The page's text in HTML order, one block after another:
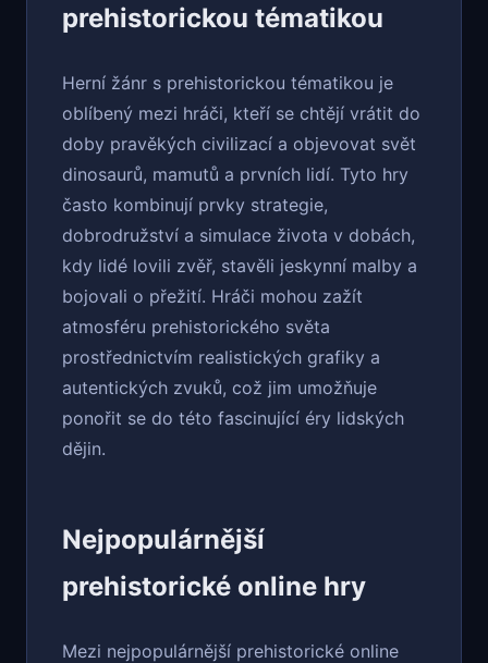
prehistorickou tématikou
Herní žánr s prehistorickou tématikou je
oblíbený mezi hráči, kteří se chtějí vrátit do
doby pravěkých civilizací a objevovat svět
dinosaurů, mamutů a prvních lidí. Tyto hry
často kombinují prvky strategie,
dobrodružství a simulace života v dobách,
kdy lidé lovili zvěř, stavěli jeskynní malby a
bojovali o přežití. Hráči mohou zažít
atmosféru prehistorického světa
prostřednictvím realistických grafiky a
autentických zvuků, což jim umožňuje
ponořit se do této fascinující éry lidských
dějin.
Nejpopulárnější
prehistorické online hry
Mezi nejpopulárnější prehistorické online